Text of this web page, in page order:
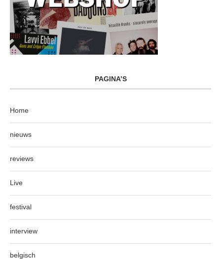
PAGINA’S
Home
nieuws
reviews
Live
festival
interview
belgisch